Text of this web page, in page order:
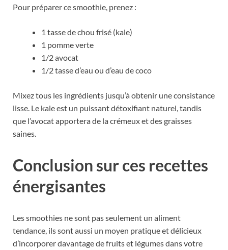
Pour préparer ce smoothie, prenez :
1 tasse de chou frisé (kale)
1 pomme verte
1/2 avocat
1/2 tasse d’eau ou d’eau de coco
Mixez tous les ingrédients jusqu’à obtenir une consistance
lisse. Le kale est un puissant détoxifiant naturel, tandis
que l’avocat apportera de la crémeux et des graisses
saines.
Conclusion sur ces recettes
énergisantes
Les smoothies ne sont pas seulement un aliment
tendance, ils sont aussi un moyen pratique et délicieux
d’incorporer davantage de fruits et légumes dans votre